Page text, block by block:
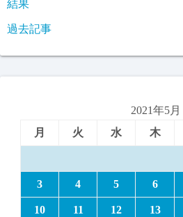
結果
過去記事
2021年5月
月
火 水 木
3 4 5 6
10 11 12 13